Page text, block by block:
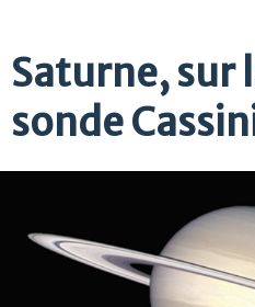
Saturne, sur
sonde